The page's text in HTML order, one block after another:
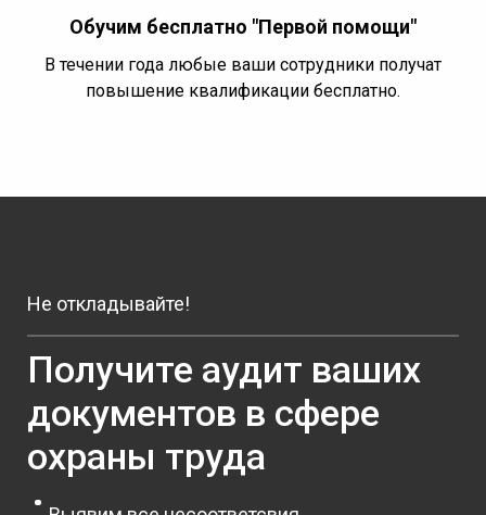
Обучим бесплатно "Первой помощи"
В течении года любые ваши сотрудники получат
повышение квалификации бесплатно.
Не откладывайте!
Получите аудит ваших
документов в сфере
охраны труда